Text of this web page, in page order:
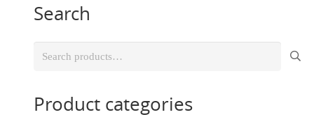
Search
Search
Product categories